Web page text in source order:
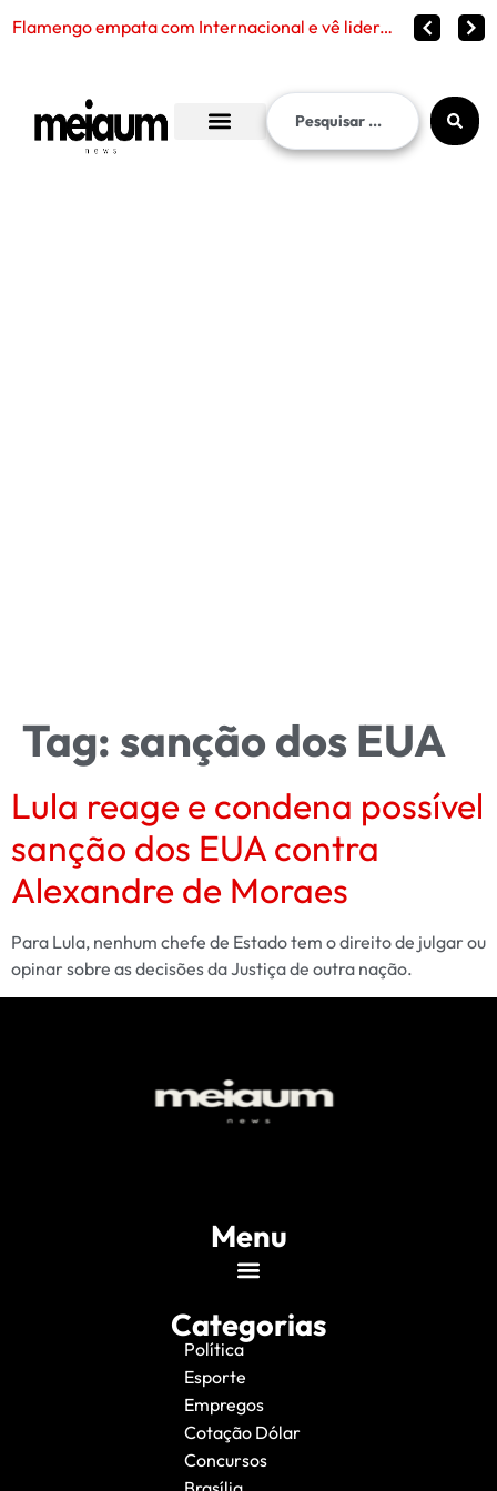
Flamengo empata com Internacional e vê liderança continuar distante no Brasileirão 2026
Tag: sanção dos EUA
Lula reage e condena possível
sanção dos EUA contra
Alexandre de Moraes
Para Lula, nenhum chefe de Estado tem o direito de julgar ou
opinar sobre as decisões da Justiça de outra nação.
Menu
Categorias
Política
Esporte
Empregos
Cotação Dólar
Concursos